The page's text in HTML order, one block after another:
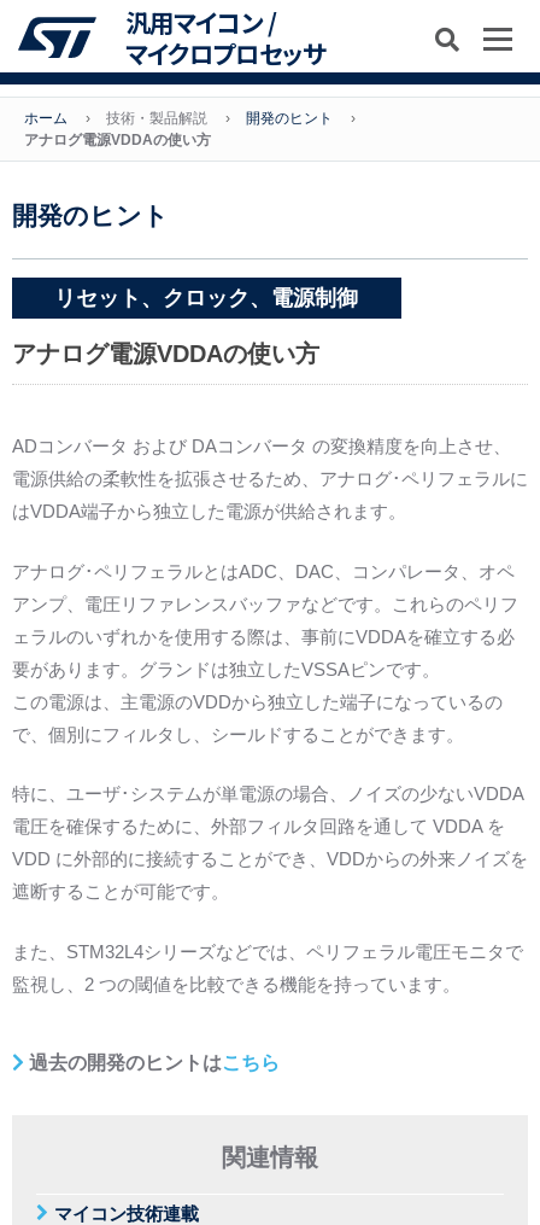
汎用マイコン /
マイクロプロセッサ
ホーム 技術・製品解説
開発のヒント
アナログ電源VDDAの使い方
開発のヒント
リセット、クロック、電源制御
アナログ電源VDDAの使い方
ADコンバータ および DAコンバータ の変換精度を向上させ、
電源供給の柔軟性を拡張させるため、アナログ･ペリフェラルに
はVDDA端子から独立した電源が供給されます。
アナログ･ペリフェラルとはADC、DAC、コンパレータ、オペ
アンプ、電圧リファレンスバッファなどです。これらのペリフ
ェラルのいずれかを使用する際は、事前にVDDAを確立する必
要があります。グランドは独立したVSSAピンです。
この電源は、主電源のVDDから独立した端子になっているの
で、個別にフィルタし、シールドすることができます。
特に、ユーザ･システムが単電源の場合、ノイズの少ないVDDA
電圧を確保するために、外部フィルタ回路を通して VDDA を
VDD に外部的に接続することができ、VDDからの外来ノイズを
遮断することが可能です。
また、STM32L4シリーズなどでは、ペリフェラル電圧モニタで
監視し、2 つの閾値を比較できる機能を持っています。
過去の開発のヒントはこちら
関連情報
マイコン技術連載